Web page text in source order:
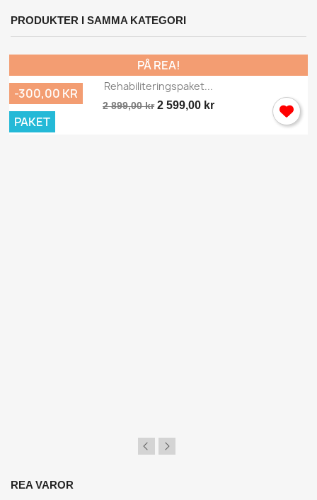
PRODUKTER I SAMMA KATEGORI
Rehabiliteringspaket...
2 899,00 kr 2 599,00 kr
PÅ REA!
-300,00 KR
PAKET
REA VAROR